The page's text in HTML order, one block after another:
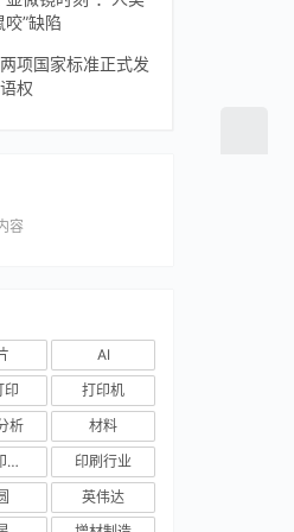
”缺陷
项国家标准正式发
权
容
AI
印
打印机
析
材料
3D打印技术
印刷行业
英伟达